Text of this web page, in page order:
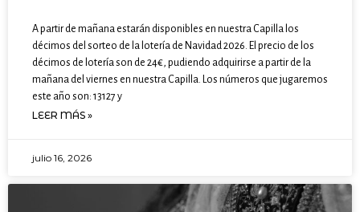
A partir de mañana estarán disponibles en nuestra Capilla los
décimos del sorteo de la lotería de Navidad 2026. El precio de los
décimos de lotería son de 24€, pudiendo adquirirse a partir de la
mañana del viernes en nuestra Capilla. Los números que jugaremos
este año son: 13127 y
LEER MÁS »
julio 16, 2026